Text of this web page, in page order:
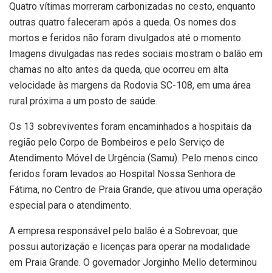
Quatro vítimas morreram carbonizadas no cesto, enquanto
outras quatro faleceram após a queda. Os nomes dos
mortos e feridos não foram divulgados até o momento.
Imagens divulgadas nas redes sociais mostram o balão em
chamas no alto antes da queda, que ocorreu em alta
velocidade às margens da Rodovia SC-108, em uma área
rural próxima a um posto de saúde.
Os 13 sobreviventes foram encaminhados a hospitais da
região pelo Corpo de Bombeiros e pelo Serviço de
Atendimento Móvel de Urgência (Samu). Pelo menos cinco
feridos foram levados ao Hospital Nossa Senhora de
Fátima, no Centro de Praia Grande, que ativou uma operação
especial para o atendimento.
A empresa responsável pelo balão é a Sobrevoar, que
possui autorização e licenças para operar na modalidade
em Praia Grande. O governador Jorginho Mello determinou